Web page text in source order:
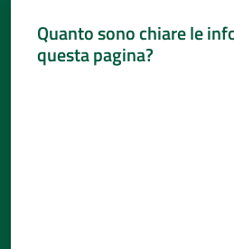
Quanto sono chiare le
questa pagina?